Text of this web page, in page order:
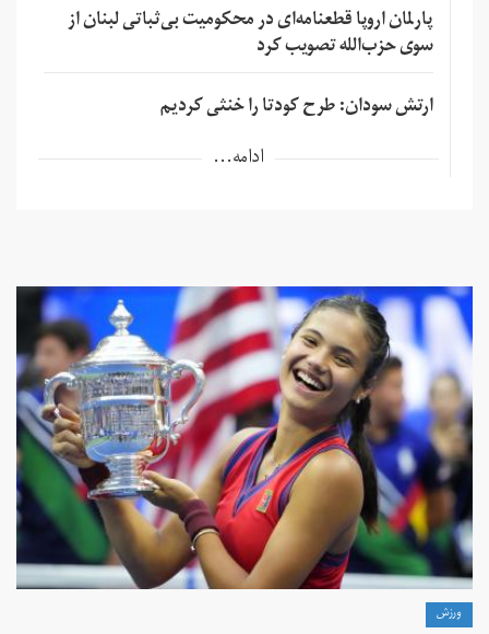
پارلمان اروپا قطعنامه‌ای در محکومیت بی‌ثباتی لبنان از
سوی حزب‌الله تصویب کرد
ارتش سودان: طرح کودتا را خنثی کردیم
ادامه...
ورزش